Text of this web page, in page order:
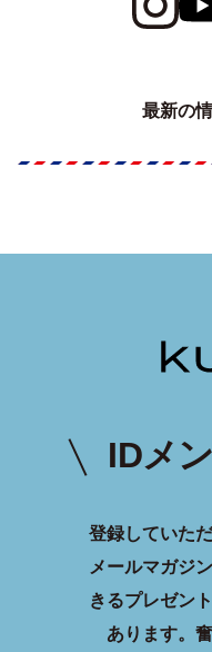
最新の
IDメ
登録していた
メールマガジ
きるプレゼン
あります。